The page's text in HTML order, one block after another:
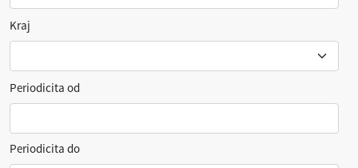
Kraj
Periodicita od
Periodicita do